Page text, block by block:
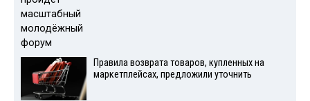
Правила возврата товаров, купленных на
маркетплейсах, предложили уточнить